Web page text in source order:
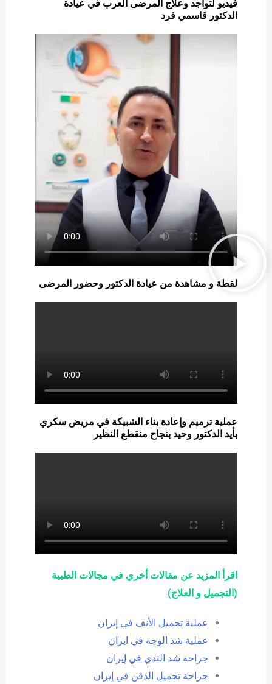
فيديو لتواجد وعلاج المرضى العرب في عيادة
الدكتور قاسمي فرد
لقطة و مشاهدة من عيادة الدكتور وحضور المرضى
عملية ترميم وإعادة بناء الشبيكة في مريض سكري
بأيد الدكتور وحيد بنجاح منقطع النظير
اقرأ المزيد عن مقالات أخري في مجالات الطبية
(التجميل و العلاج)
عملية تجميل الأنف في إيران
عملية شد الوجه في ايران
جراحة شد الثدي في إيران
جراحة تجميل الذقن في إيران